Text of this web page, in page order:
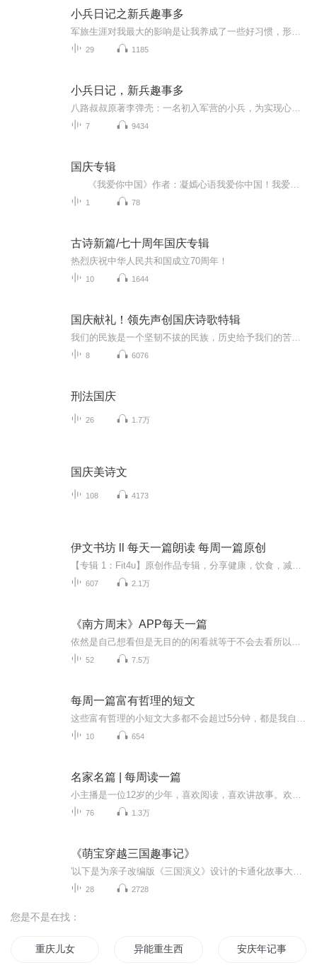
小兵日记之新兵趣事多
29 1185
小兵日记，新兵趣事多
7 9434
国庆专辑
1 78
古诗新篇/七十周年国庆专辑
热烈庆祝中华人民共和国成立70周年！
10 1644
国庆献礼！领先声创国庆诗歌特辑
8 6076
刑法国庆
26 1.7万
国庆美诗文
108 4173
伊文书坊 ll 每天一篇朗读 每周一篇原创
607 2.1万
《南方周末》APP每天一篇
52 7.5万
每周一篇富有哲理的短文
10 654
名家名篇 | 每周读一篇
76 1.3万
《萌宝穿越三国趣事记》
28 2728
您是不是在找：
重庆儿女 异能重生西门庆 安庆年记事